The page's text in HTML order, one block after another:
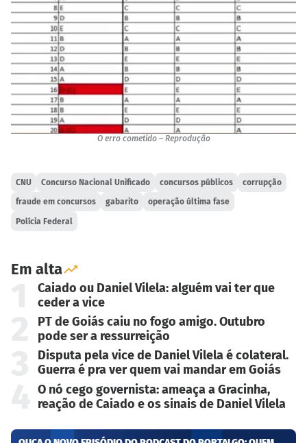
O erro cometido – Reprodução
CNU Concurso Nacional Unificado concursos públicos corrupção
fraude em concursos gabarito operação última fase
Polícia Federal
Em alta
Caiado ou Daniel Vilela: alguém vai ter que
ceder a vice
PT de Goiás caiu no fogo amigo. Outubro
pode ser a ressurreição
Disputa pela vice de Daniel Vilela é colateral.
Guerra é pra ver quem vai mandar em Goiás
O nó cego governista: ameaça a Gracinha,
reação de Caiado e os sinais de Daniel Vilela